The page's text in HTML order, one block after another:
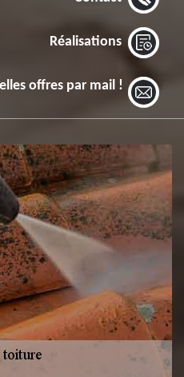
Réalisations
offres par mail !